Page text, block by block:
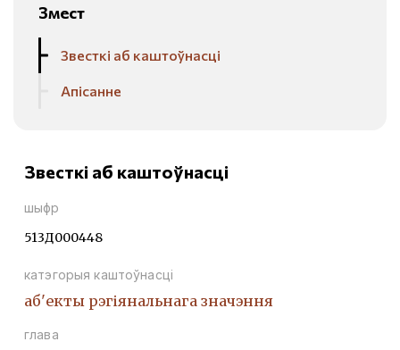
Змест
Звесткі аб каштоўнасці
Апісанне
Звесткі аб каштоўнасці
шыфр
513Д000448
катэгорыя каштоўнасці
аб'екты рэгіянальнага значэння
глава